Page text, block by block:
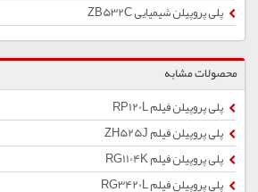
پلی پروپیلن شیمیایی ZB532C
محصولات مشابه
پلی پروپیلن فیلم RP120L
پلی پروپیلن فیلم ZH525J
پلی پروپیلن فیلم RG1104K
پلی پروپیلن فیلم RG3420L